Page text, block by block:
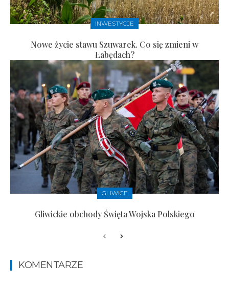
INWESTYCJE
Nowe życie stawu Szuwarek. Co się zmieni w
Łabędach?
GLIWICE
Gliwickie obchody Święta Wojska Polskiego
KOMENTARZE